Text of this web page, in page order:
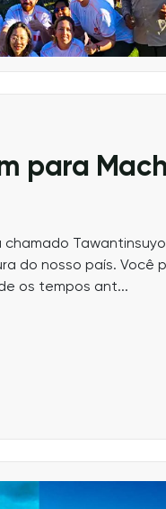
para
do nosso país. Você
os tempos ant...